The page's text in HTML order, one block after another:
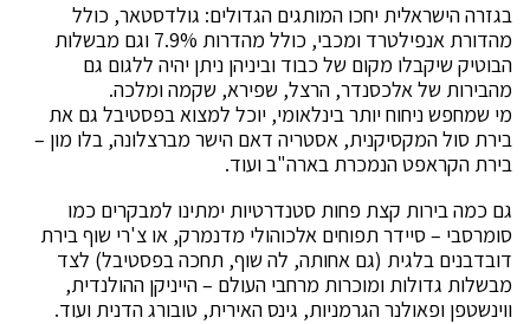
בגזרה הישראלית יחכו המותגים הגדולים: גולדסטאר, כולל
מהדורת אנפילטרד ומכבי, כולל מהדרות 7.9% וגם מבשלות
הבוטיק שיקבלו מקום של כבוד וביניהן ניתן יהיה ללגום גם
מהבירות של אלכסנדר, הרצל, שפירא, שקמה ומלכה.
מי שמחפש ניחוח יותר בינלאומי, יוכל למצוא בפסטיבל גם את
בירת סול המקסיקנית, אסטריה דאם הישר מברצלונה, בלו מון –
בירת הקראפט הנמכרת בארה"ב ועוד.
גם כמה בירות קצת פחות סטנדרטיות ימתינו למבקרים כמו
סומרסבי – סיידר תפוחים אלכוהולי מדנמרק, או צ'רי שוף בירת
דובדבנים בלגית (גם אחותה, לה שוף, תחכה בפסטיבל) לצד
מבשלות גדולות ומוכרות מרחבי העולם – הייניקן ההולנדית,
ווינשטפן ופאולנר הגרמניות, גינס האירית, טובורג הדנית ועוד.